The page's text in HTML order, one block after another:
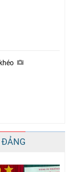
ĐẢNG